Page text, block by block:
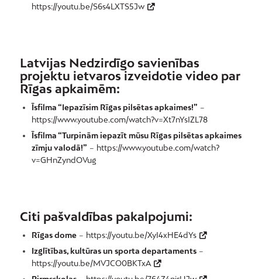
https://youtu.be/S6s4LXTS5Jw
Latvijas Nedzirdīgo savienības
projektu ietvaros izveidotie video par
Rīgas apkaimēm:
Īsfilma “Iepazīsim Rīgas pilsētas apkaimes!” –
https://www.youtube.com/watch?v=Xt7nYsIZL78
Īsfilma “Turpinām iepazīt mūsu Rīgas pilsētas apkaimes
zīmju valodā!” – https://www.youtube.com/watch?
v=GHnZyndOVug
Citi pašvaldības pakalpojumi:
Rīgas dome– https://youtu.be/XyI4xHE4dYs
Izglītības, kultūras un sporta departaments–
https://youtu.be/MVJCO0BKTxA